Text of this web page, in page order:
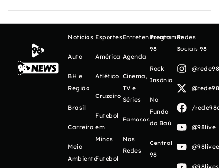
Notícias
Auto
BH e
Região
Brasil
Carreira
Meio
Ambiente
Esportes
América
Atlético
Cruzeiro
Futebol
em
Minas
Futebol
Entretenimento
Agenda
Cinema,
TV e
Séries
Famosos
Nas
Redes
Programas
98
Rock
Insônia
No
Fundo
do Baú
Central
98
Redes
Sociais 98
/
@98live